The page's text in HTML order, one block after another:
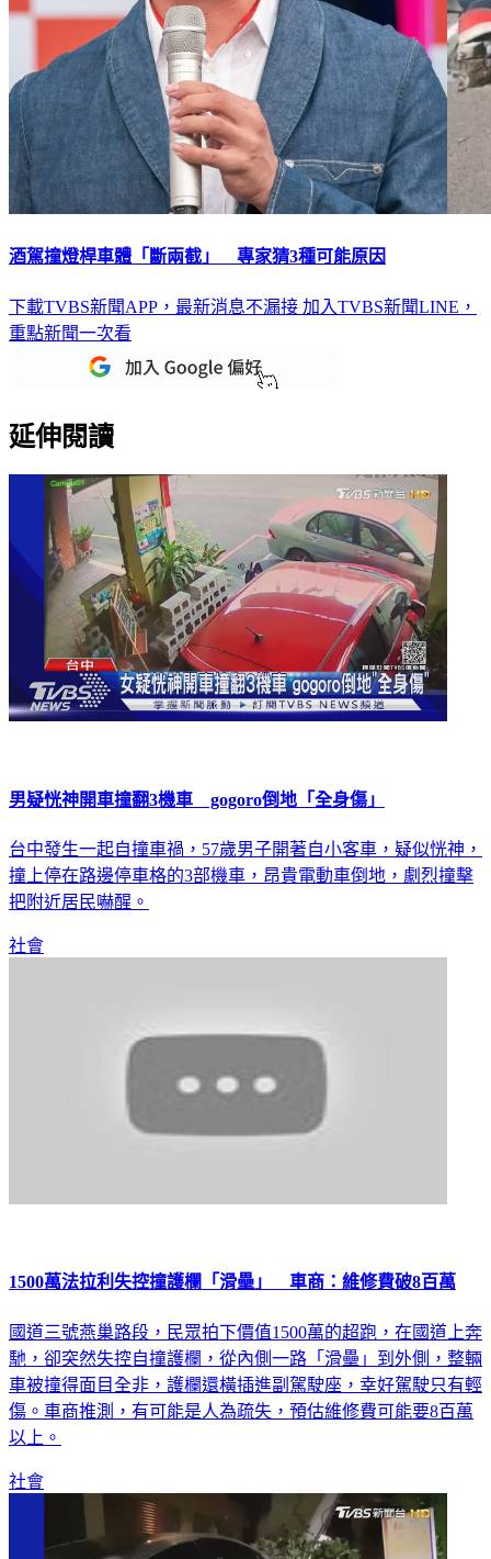
酒駕撞燈桿車體「斷兩截」 專家猜3種可能原因
下載TVBS新聞APP，最新消息不漏接 加入TVBS新聞LINE，
重點新聞一次看
延伸閱讀
男疑恍神開車撞翻3機車 gogoro倒地「全身傷」
台中發生一起自撞車禍，57歲男子開著自小客車，疑似恍神，
撞上停在路邊停車格的3部機車，昂貴電動車倒地，劇烈撞擊
把附近居民嚇醒。
社會
1500萬法拉利失控撞護欄「滑壘」 車商：維修費破8百萬
國道三號燕巢路段，民眾拍下價值1500萬的超跑，在國道上奔
馳，卻突然失控自撞護欄，從內側一路「滑壘」到外側，整輛
車被撞得面目全非，護欄還橫插進副駕駛座，幸好駕駛只有輕
傷。車商推測，有可能是人為疏失，預估維修費可能要8百萬
以上。
社會